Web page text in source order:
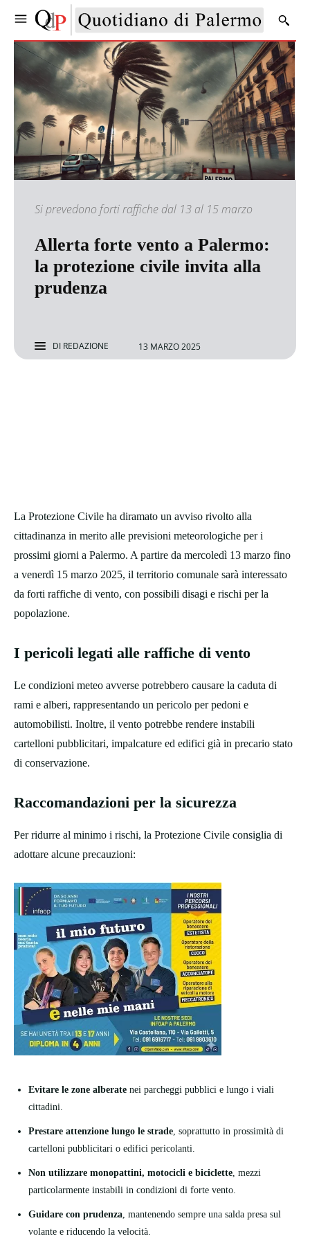
Si prevedono forti raffiche dal 13 al 15 marzo
Allerta forte vento a Palermo:
la protezione civile invita alla
prudenza
DI REDAZIONE 13 MARZO 2025
La Protezione Civile ha diramato un avviso rivolto alla
cittadinanza in merito alle previsioni meteorologiche per i
prossimi giorni a Palermo. A partire da mercoledì 13 marzo fino
a venerdì 15 marzo 2025, il territorio comunale sarà interessato
da forti raffiche di vento, con possibili disagi e rischi per la
popolazione.
I pericoli legati alle raffiche di vento
Le condizioni meteo avverse potrebbero causare la caduta di
rami e alberi, rappresentando un pericolo per pedoni e
automobilisti. Inoltre, il vento potrebbe rendere instabili
cartelloni pubblicitari, impalcature ed edifici già in precario stato
di conservazione.
Raccomandazioni per la sicurezza
Per ridurre al minimo i rischi, la Protezione Civile consiglia di
adottare alcune precauzioni:
Evitare le zone alberate nei parcheggi pubblici e lungo i viali
cittadini.
Prestare attenzione lungo le strade, soprattutto in prossimità di
cartelloni pubblicitari o edifici pericolanti.
Non utilizzare monopattini, motocicli e biciclette, mezzi
particolarmente instabili in condizioni di forte vento.
Guidare con prudenza, mantenendo sempre una salda presa sul
volante e riducendo la velocità.